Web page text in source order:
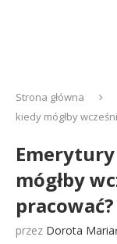
Strona główna
kiedy mógłby
mógłby
pracować?
przez Dorota